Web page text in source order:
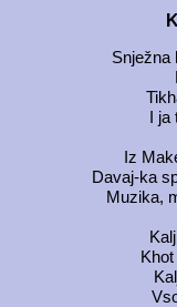
Snježna
I
Iz
Davaj-ka
Muzika,